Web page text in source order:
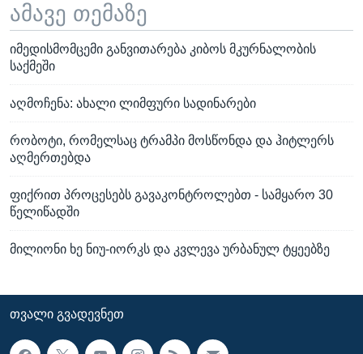
ამავე თემაზე
იმედისმომცემი განვითარება კიბოს მკურნალობის
საქმეში
აღმოჩენა: ახალი ლიმფური სადინარები
რობოტი, რომელსაც ტრამპი მოსწონდა და ჰიტლერს
აღმერთებდა
ფიქრით პროცესებს გავაკონტროლებთ - სამყარო 30
წელიწადში
მილიონი ხე ნიუ-იორკს და კვლევა ურბანულ ტყეებზე
ᲗᲕᲐᲚᲘ ᲒᲕᲐᲓᲔᲕᲜᲔᲗ